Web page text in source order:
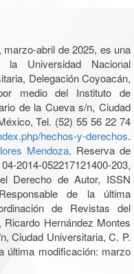
marzo-abril de 2025, es una
la Universidad Nacional
Delegación Coyoacán,
medio del Instituto de
de la Cueva s/n, Ciudad
Tel. (52) 55 56 22 74
hechos-y-derechos.
Mendoza. Reserva de
052217121400-203,
Derecho de Autor, ISSN
de la última
de Revistas del
Hernández Montes
Ciudad Universitaria, C. P.
última modificación: marzo